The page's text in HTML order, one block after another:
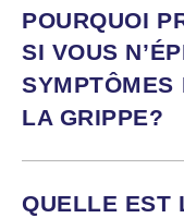
POURQUOI
SI VOUS
SYMPTÔMES
LA GRIPPE?
QUELLE EST